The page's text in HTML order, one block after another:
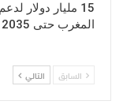
15 مليار دولار
المغرب حتى 2035
السابق التالي